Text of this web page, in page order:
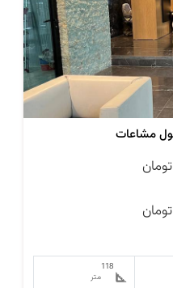
تومان
تومان
118
متر